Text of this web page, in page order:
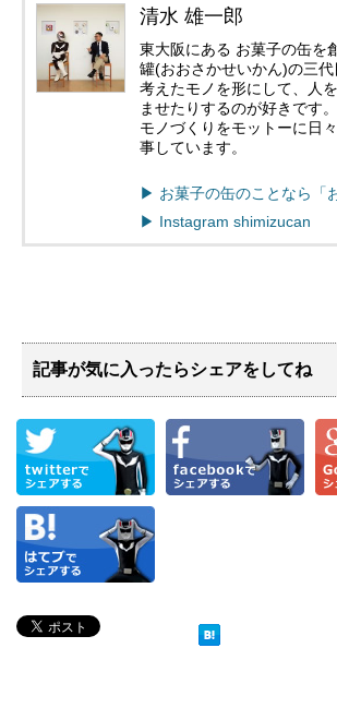
清水 雄一郎
東大阪にある お菓子の缶を
罐(おおさかせいかん)の三
考えたモノを形にして、人
ませたりするのが好きです
モノづくりをモットーに日
事しています。
▶︎ お菓子の缶のことなら「
▶︎ Instagram shimizucan
記事が気に入ったらシェアをしてね